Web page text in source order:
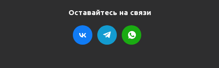
Оставайтесь на связи